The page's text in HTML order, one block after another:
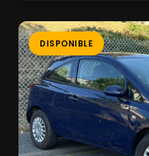
DISPONIBLE